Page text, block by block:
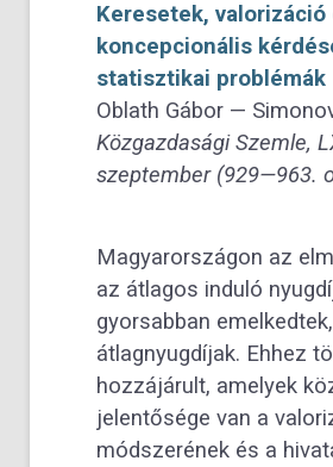
Keresetek, valorizáció
koncepcionális
statisztikai problémák
Oblath Gábor —
Közgazdasági Szemle,
szeptember (929—963.
Magyarországon az
az átlagos induló
gyorsabban
átlagnyugdíjak. Ehhez
hozzájárult, amelyek
jelentősége van a
módszerének és a